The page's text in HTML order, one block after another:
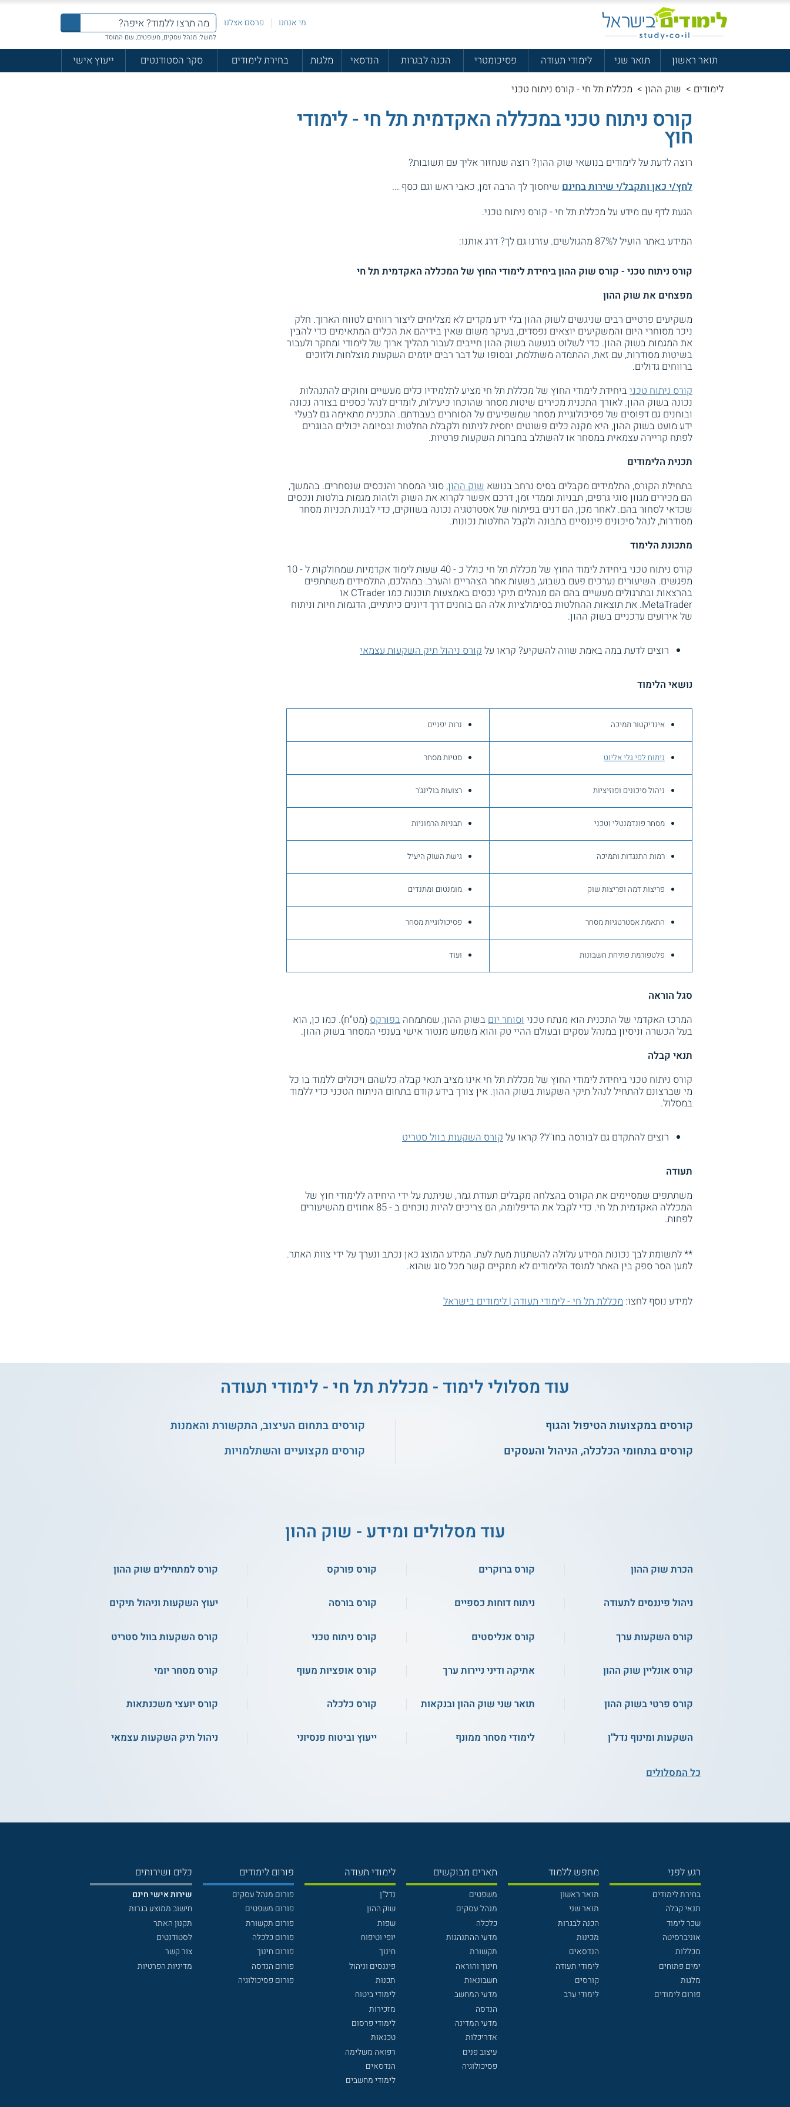
מי אנחנו פרסם אצלנו
למשל: מנהל עסקים, משפטים, שם המוסד
תואר ראשון תואר שני לימודי תעודה פסיכומטרי הכנה לבגרות הנדסאי מלגות בחירת לימודים סקר הסטודנטים
ייעוץ אישי
לימודים > שוק ההון > מכללת תל חי - קורס ניתוח טכני
קורס ניתוח טכני במכללה האקדמית תל חי - לימודי
חוץ
רוצה לדעת על לימודים בנושאי שוק ההון? רוצה שנחזור אליך עם תשובות?
לחץ/י כאן ותקבל/י שירות בחינם שיחסוך לך הרבה זמן, כאבי ראש וגם כסף ...
הגעת לדף עם מידע על מכללת תל חי - קורס ניתוח טכני.
המידע באתר הועיל ל87% מהגולשים.
עזרנו גם לך? דרג אותנו:
קורס ניתוח טכני - קורס שוק ההון ביחידת לימודי החוץ של המכללה האקדמית תל חי
מפצחים את שוק ההון
משקיעים פרטיים רבים שניגשים לשוק ההון בלי ידע מקדים לא מצליחים ליצור רווחים לטווח הארוך. חלק
ניכר מסוחרי היום והמשקיעים יוצאים נפסדים, בעיקר משום שאין בידיהם את הכלים המתאימים כדי להבין
את המגמות בשוק ההון. כדי לשלוט בנעשה בשוק ההון חייבים לעבור תהליך ארוך של לימודי ומחקר ולעבור
בשיטות מסודרות, עם זאת, ההתמדה משתלמת, ובסופו של דבר רבים יוזמים השקעות מוצלחות ולזוכים
ברווחים גדולים.
קורס ניתוח טכניביחידת לימודי החוץ של מכללת תל חי מציע לתלמידיו כלים מעשיים וחוקים להתנהלות
נכונה בשוק ההון. לאורך התכנית מכירים שיטות מסחר שהוכחו כיעילות, לומדים לנהל כספים בצורה נכונה
ובוחנים גם דפוסים של פסיכולוגיית מסחר שמשפיעים על הסוחרים בעבודתם. התכנית מתאימה גם לבעלי
ידע מועט בשוק ההון, היא מקנה כלים פשוטים יחסית לניתוח ולקבלת החלטות ובסיומה יכולים הבוגרים
לפתח קריירה עצמאית במסחר או להשתלב בחברות השקעות פרטיות.
תכנית הלימודים
בתחילת הקורס, התלמידים מקבלים בסיס נרחב בנושא שוק ההון, סוגי המסחר והנכסים שנסחרים. בהמשך,
הם מכירים מגוון סוגי גרפים, תבניות וממדי זמן, דרכם אפשר לקרוא את השוק ולזהות מגמות בולטות ונכסים
שכדאי לסחור בהם. לאחר מכן, הם דנים בפיתוח של אסטרטגיה נכונה בשווקים, כדי לבנות תכניות מסחר
מסודרות, לנהל סיכונים פיננסיים בתבונה ולקבל החלטות נכונות.
מתכונת הלימוד
קורס ניתוח טכני ביחידת לימוד החוץ של מכללת תל חי כולל כ - 40 שעות לימוד אקדמיות שמחולקות ל - 10
מפגשים. השיעורים נערכים פעם בשבוע, בשעות אחר הצהריים והערב. במהלכם, התלמידים משתתפים
בהרצאות ובתרגולים מעשיים בהם הם מנהלים תיקי נכסים באמצעות תוכנות כמו CTrader או
MetaTrader. את תוצאות ההחלטות בסימולציות אלה הם בוחנים דרך דיונים כיתתיים, הדגמות חיות וניתוח
של אירועים עדכניים בשוק ההון.
רוצים לדעת במה באמת שווה להשקיע? קראו עלקורס ניהול תיק השקעות עצמאי
נושאי הלימוד
אינדיקטור תמיכה נרות יפניים
ניתוח לפי גלי אליוט סטיות מסחר
ניהול סיכונים ופוזיציות רצועות בולינג'ר
מסחר פונדמנטלי וטכני תבניות הרמוניות
רמות התנגדות ותמיכה גישת השוק היעיל
פריצות דמה ופריצות שוק מומנטום ומתנדים
התאמת אסטרטגיות מסחר פסיכולוגיית מסחר
פלטפורמת פתיחת חשבונות ועוד
סגל הוראה
המרכז האקדמי של התכנית הוא מנתח טכניוסוחר יוםבשוק ההון, שמתמחה בפורקס(מט"ח). כמו כן, הוא
בעל הכשרה וניסיון במנהל עסקים ובעולם ההיי טק והוא משמש מנטור אישי בענפי המסחר בשוק ההון.
תנאי קבלה
קורס ניתוח טכני ביחידת לימודי החוץ של מכללת תל חי אינו מציב תנאי קבלה כלשהם ויכולים ללמוד בו כל
מי שברצונם להתחיל לנהל תיקי השקעות בשוק ההון. אין צורך בידע קודם בתחום הניתוח הטכני כדי ללמוד
במסלול.
רוצים להתקדם גם לבורסה בחו"ל? קראו על קורס השקעות בוול סטריט
תעודה
משתתפים שמסיימים את הקורס בהצלחה מקבלים תעודת גמר, שניתנת על ידי היחידה ללימודי חוץ של
המכללה האקדמית תל חי. כדי לקבל את הדיפלומה, הם צריכים להיות נוכחים ב - 85 אחוזים מהשיעורים
לפחות.
** לתשומת לבך נכונות המידע עלולה להשתנות מעת לעת. המידע המוצג כאן נכתב ונערך על ידי צוות האתר.
למען הסר ספק בין האתר למוסד הלימודים לא מתקיים קשר מכל סוג שהוא.
למידע נוסף לחצו: מכללת תל חי - לימודי תעודה | לימודים בישראל
עוד מסלולי לימוד - מכללת תל חי - לימודי תעודה
קורסים במקצועות הטיפול והגוף
קורסים בתחומי הכלכלה, הניהול והעסקים
קורסים בתחום העיצוב, התקשורת והאמנות
קורסים מקצועיים והשתלמויות
עוד מסלולים ומידע - שוק ההון
הכרת שוק ההון קורס ברוקרים קורס פורקס קורס למתחילים שוק ההון
ניהול פיננסים לתעודה ניתוח דוחות כספיים קורס בורסה יעוץ השקעות וניהול תיקים
קורס השקעות ערך קורס אנליסטים קורס ניתוח טכני קורס השקעות בוול סטריט
קורס אונליין שוק ההון אתיקה ודיני ניירות ערך קורס אופציות מעוף קורס מסחר יומי
קורס פרטי בשוק ההון תואר שני שוק ההון ובנקאות קורס כלכלה קורס יועצי משכנתאות
השקעות ומינוף נדל"ן לימודי מסחר ממונף ייעוץ וביטוח פנסיוני ניהול תיק השקעות עצמאי
כל המסלולים
רגע לפני
בחירת לימודים
תנאי קבלה
שכר לימוד
אוניברסיטה
מכללות
ימים פתוחים
מלגות
פורום לימודים
מחפש ללמוד
תואר ראשון
תואר שני
הכנה לבגרות
מכינות
הנדסאים
לימודי תעודה
קורסים
לימודי ערב
תארים מבוקשים
משפטים
מנהל עסקים
כלכלה
מדעי ההתנהגות
תקשורת
חינוך והוראה
חשבונאות
מדעי המחשב
הנדסה
מדעי המדינה
אדריכלות
עיצוב פנים
פסיכולוגיה
לימודי תעודה
נדל"ן
שוק ההון
שפות
יופי וטיפוח
חינוך
פיננסים וניהול
תכנות
לימודי ביטוח
מזכירות
לימודי פרסום
טכנאות
רפואה משלימה
הנדסאים
לימודי מחשבים
פורום לימודים
פורום מנהל עסקים
פורום משפטים
פורום תקשורת
פורום כלכלה
פורום חינוך
פורום הנדסה
פורום פסיכולוגיה
כלים ושירותים
שירות אישי חינם
חישוב ממוצע בגרות
תקנון האתר
לסטודנטים
צור קשר
מדיניות הפרטיות